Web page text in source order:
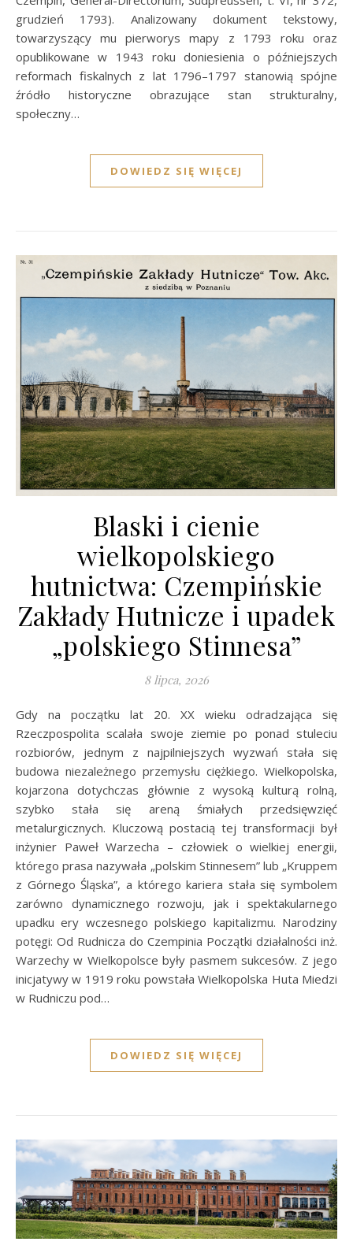
grudzień 1793). Analizowany dokument tekstowy,
towarzyszący mu pierworys mapy z 1793 roku oraz
opublikowane w 1943 roku doniesienia o późniejszych
reformach fiskalnych z lat 1796–1797 stanowią spójne
źródło historyczne obrazujące stan strukturalny,
społeczny…
DOWIEDZ SIĘ WIĘCEJ
Blaski i cienie
wielkopolskiego
hutnictwa: Czempińskie
Zakłady Hutnicze i upadek
„polskiego Stinnesa”
8 lipca, 2026
Gdy na początku lat 20. XX wieku odradzająca się
Rzeczpospolita scalała swoje ziemie po ponad stuleciu
rozbiorów, jednym z najpilniejszych wyzwań stała się
budowa niezależnego przemysłu ciężkiego. Wielkopolska,
kojarzona dotychczas głównie z wysoką kulturą rolną,
szybko stała się areną śmiałych przedsięwzięć
metalurgicznych. Kluczową postacią tej transformacji był
inżynier Paweł Warzecha – człowiek o wielkiej energii,
którego prasa nazywała „polskim Stinnesem” lub „Kruppem
z Górnego Śląska”, a którego kariera stała się symbolem
zarówno dynamicznego rozwoju, jak i spektakularnego
upadku ery wczesnego polskiego kapitalizmu. Narodziny
potęgi: Od Rudnicza do Czempinia Początki działalności inż.
Warzechy w Wielkopolsce były pasmem sukcesów. Z jego
inicjatywy w 1919 roku powstała Wielkopolska Huta Miedzi
w Rudniczu pod…
DOWIEDZ SIĘ WIĘCEJ